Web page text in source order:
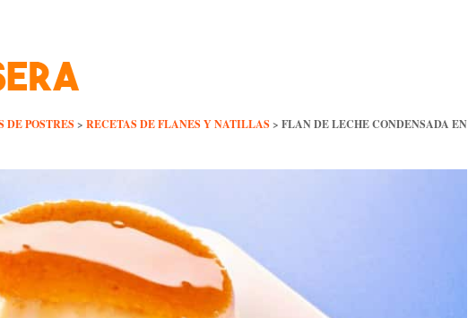
DE POSTRES > RECETAS DE FLANES Y NATILLAS > FLAN DE LECHE CONDENSADA EN